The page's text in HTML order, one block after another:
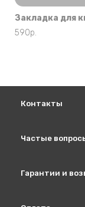
Закладка для
590р.
Контакты
Частые
Гарантии и